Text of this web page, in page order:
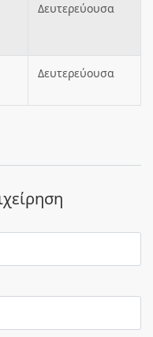
Δευτερεύουσα
Δευτερεύουσα